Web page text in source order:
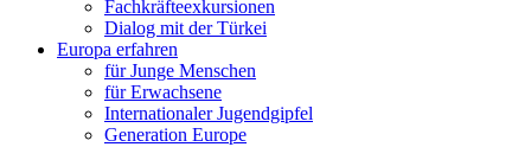
Fachkräfteexkursionen
Dialog mit der Türkei
Europa erfahren
für Junge Menschen
für Erwachsene
Internationaler Jugendgipfel
Generation Europe